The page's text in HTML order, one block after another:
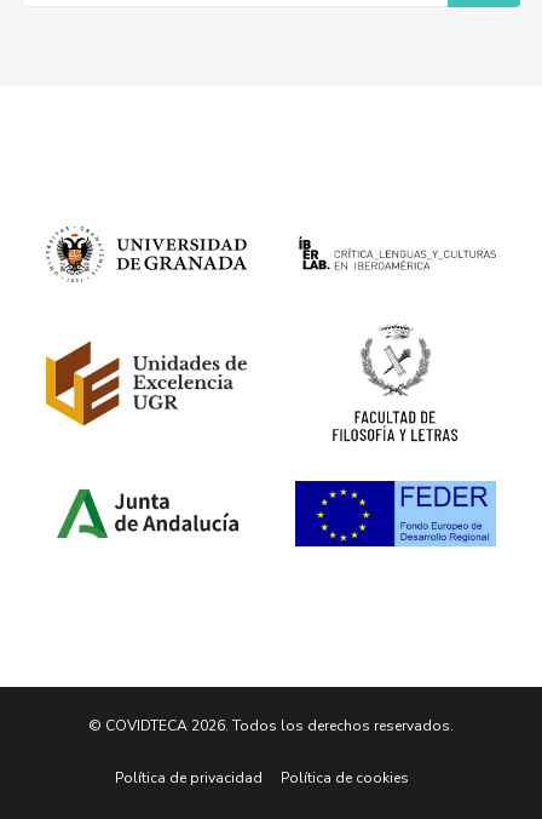
© COVIDTECA 2026. Todos los derechos reservados.
Política de privacidad Política de cookies